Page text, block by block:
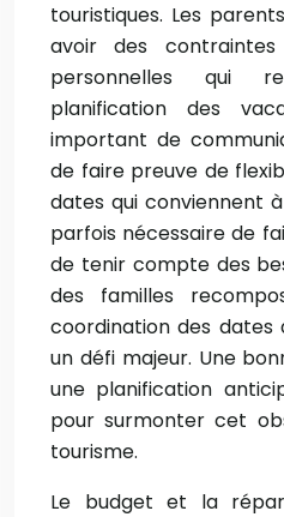
touristiques. Les
avoir des contraintes
personnelles qui
planification des
important de
de faire preuve de
dates qui conviennent
parfois nécessaire de
de tenir compte des
des familles
coordination des
un défi majeur. Une
une planification
pour surmonter cet
tourisme.
Le budget et la